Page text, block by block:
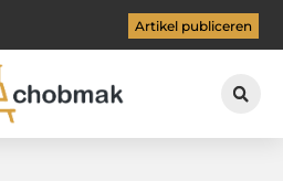
Artikel publiceren